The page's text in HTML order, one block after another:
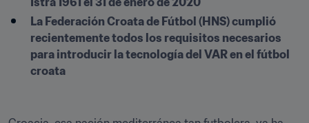
La Federación Croata de Fútbol (HNS) cumplió
recientemente todos los requisitos necesarios
para introducir la tecnología del VAR en el fútbol
croata